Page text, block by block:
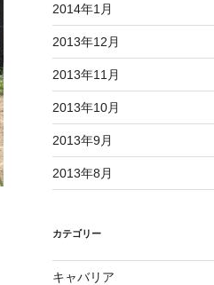
2014年1月
2013年12月
2013年11月
2013年10月
2013年9月
2013年8月
カテゴリー
キャバリア